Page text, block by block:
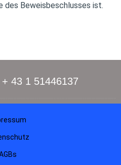
des Beweisbeschlusses ist.
+ 43 1 51446137